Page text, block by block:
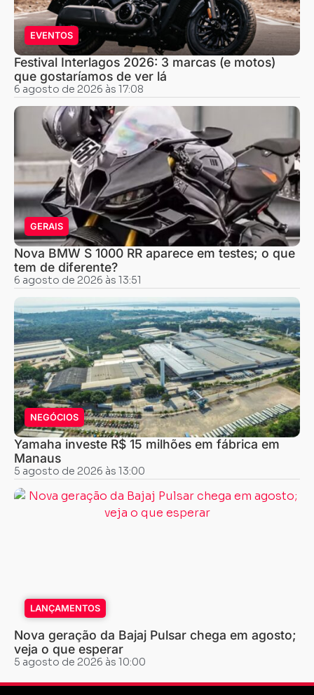
EVENTOS
Festival Interlagos 2026: 3 marcas (e motos)
que gostaríamos de ver lá
6 agosto de 2026 às 17:08
GERAIS
Nova BMW S 1000 RR aparece em testes; o que
tem de diferente?
6 agosto de 2026 às 13:51
NEGÓCIOS
Yamaha investe R$ 15 milhões em fábrica em
Manaus
5 agosto de 2026 às 13:00
LANÇAMENTOS
Nova geração da Bajaj Pulsar chega em agosto;
veja o que esperar
5 agosto de 2026 às 10:00